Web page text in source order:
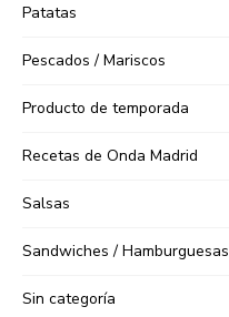
Patatas
Pescados / Mariscos
Producto de temporada
Recetas de Onda Madrid
Salsas
Sandwiches / Hamburguesas
Sin categoría